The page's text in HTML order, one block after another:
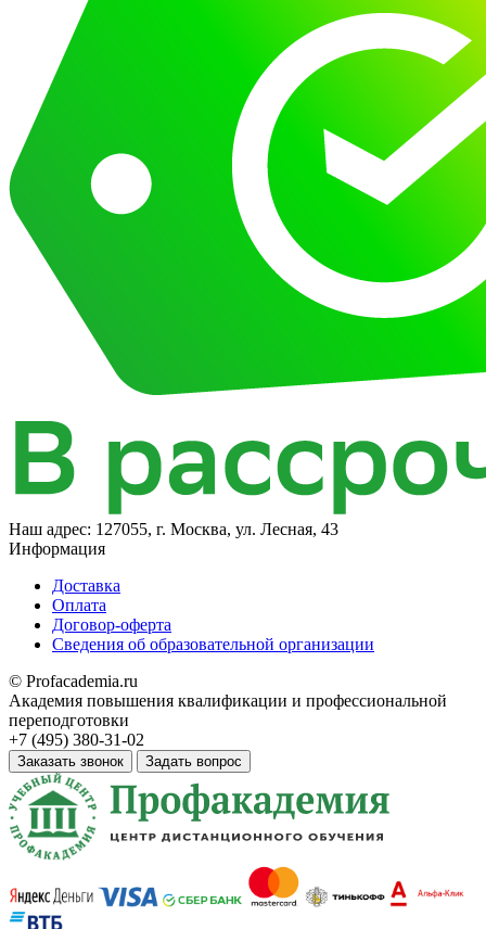
Наш адрес: 127055, г. Москва, ул. Лесная, 43
Информация
Доставка
Оплата
Договор-оферта
Сведения об образовательной организации
© Profacademia.ru
Академия повышения квалификации и профессиональной
переподготовки
+7 (495) 380-31-02
Заказать звонок Задать вопрос